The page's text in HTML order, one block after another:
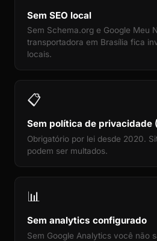
Sem SEO local
Sem Schema.org e Google Meu
transportadora em Brasília fica
locais.
📋
Sem política de privacidade
Obrigatório por lei desde 2020.
podem ser multados.
📊
Sem analytics configurado
Sem Google Analytics você não